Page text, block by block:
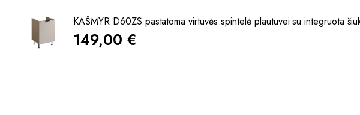
KAŠMYR D60ZS pastatoma virtuvės spintelė plautuvei su integruota
149,00 €